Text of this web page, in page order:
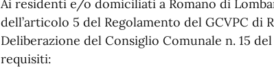
Ai residenti e/o domiciliati a Romano di
dell’articolo 5 del Regolamento del GCVPC di
Deliberazione del Consiglio Comunale n. 15
requisiti: